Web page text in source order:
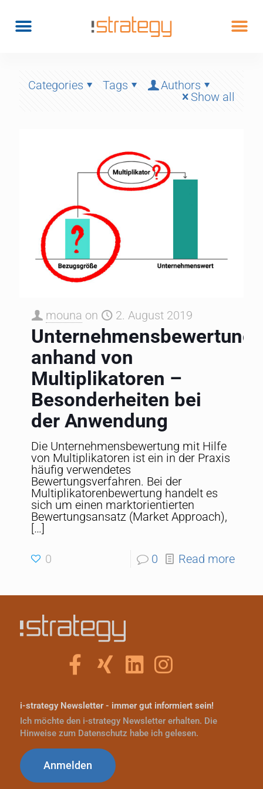
Categories Tags
Authors
Show all
mouna on 2. August 2019
Unternehmensbewertung
anhand von
Multiplikatoren –
Besonderheiten bei
der Anwendung
Die Unternehmensbewertung mit Hilfe
von Multiplikatoren ist ein in der Praxis
häufig verwendetes
Bewertungsverfahren. Bei der
Multiplikatorenbewertung handelt es
sich um einen marktorientierten
Bewertungsansatz (Market Approach),
[…]
0 0 Read more
i-strategy Newsletter - immer gut informiert sein!
Ich möchte den i-strategy Newsletter erhalten. Die
Hinweise zum Datenschutz habe ich gelesen.
Anmelden